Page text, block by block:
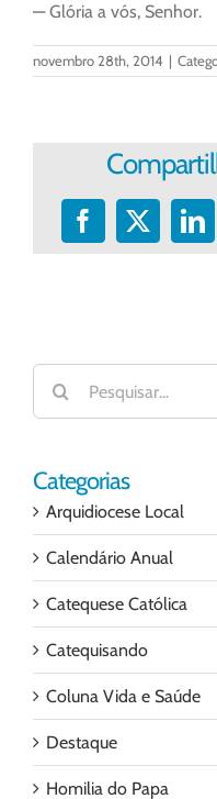
— Glória a vós, Senhor.
novembro 28th, 2014 |
Facebook
X
Buscar
resultados
para:
Categorias
Arquidiocese Local
Calendário Anual
Catequese Católica
Catequisando
Coluna Vida e Saúde
Destaque
Homilia do Papa